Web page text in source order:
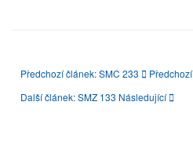
Předchozí článek: SMC 233
Předchozí
Další článek: SMZ 133 Následující